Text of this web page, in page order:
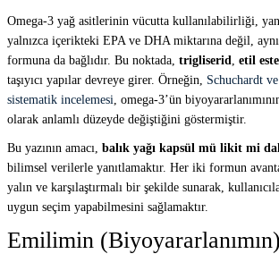
Omega-3 yağ asitlerinin vücutta kullanılabilirliği,
yalnızca içerikteki EPA ve DHA miktarına değil, aynı
formuna da bağlıdır. Bu noktada, trigliserid etil
taşıyıcı yapılar devreye girer. Örneğin, Schuchardt
sistematik incelemesi , omega-3’ün
olarak anlamlı düzeyde değiştiğini göstermiştir.
Bu yazının amacı, balık yağı kapsül mü likit mi
bilimsel verilerle yanıtlamaktır. Her iki formun
yalın ve karşılaştırmalı bir şekilde sunarak,
uygun seçim yapabilmesini sağlamaktır.
Emilimin